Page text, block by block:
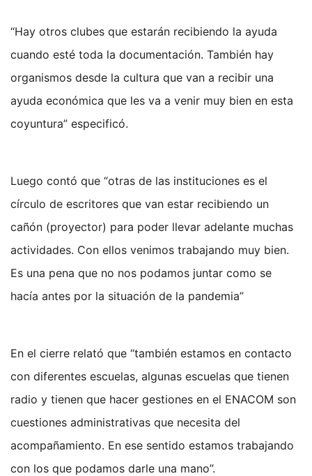
“Hay otros clubes que estarán recibiendo la ayuda
cuando esté toda la documentación. También hay
organismos desde la cultura que van a recibir una
ayuda económica que les va a venir muy bien en esta
coyuntura” especificó.
Luego contó que “otras de las instituciones es el
círculo de escritores que van estar recibiendo un
cañón (proyector) para poder llevar adelante muchas
actividades. Con ellos venimos trabajando muy bien.
Es una pena que no nos podamos juntar como se
hacía antes por la situación de la pandemia”
En el cierre relató que “también estamos en contacto
con diferentes escuelas, algunas escuelas que tienen
radio y tienen que hacer gestiones en el ENACOM son
cuestiones administrativas que necesita del
acompañamiento. En ese sentido estamos trabajando
con los que podamos darle una mano”.